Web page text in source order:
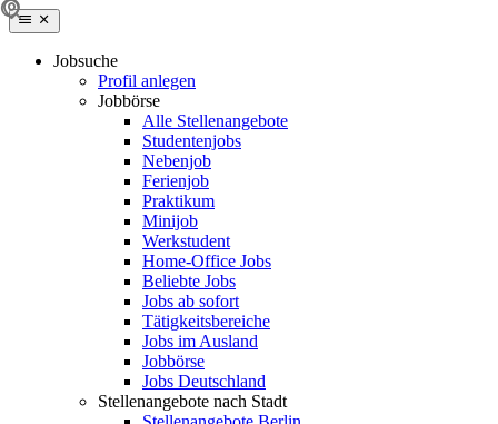
Jobsuche
Profil anlegen
Jobbörse
Alle Stellenangebote
Studentenjobs
Nebenjob
Ferienjob
Praktikum
Minijob
Werkstudent
Home-Office Jobs
Beliebte Jobs
Jobs ab sofort
Tätigkeitsbereiche
Jobs im Ausland
Jobbörse
Jobs Deutschland
Stellenangebote nach Stadt